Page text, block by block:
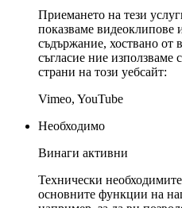
Приемането на тези
показваме видеоклипове
съдържание, хоствано
съгласие ние използваме
страни на този уебсайт:
Vimeo, YouTube
Необходимо
Винаги активни
Технически
основните функции на